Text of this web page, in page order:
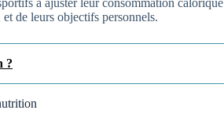
à ajuster leur consommation calorique
de leurs objectifs personnels.
?